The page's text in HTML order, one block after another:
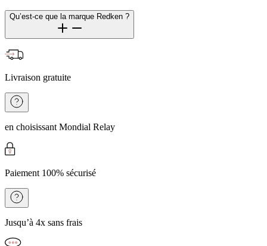
Qu’est-ce que la marque Redken ?
Livraison gratuite
en choisissant Mondial Relay
Paiement 100% sécurisé
Jusqu’à 4x sans frais